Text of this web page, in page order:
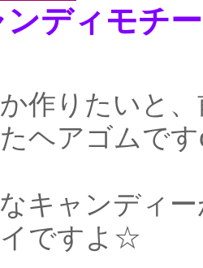
ンディモチ
作りたいと
ヘアゴムで
キャンディ
ですよ☆